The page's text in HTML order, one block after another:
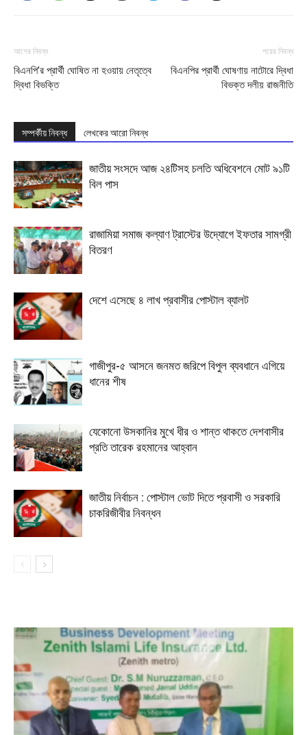
আগের নিবন্ধ
বিএনপি’র প্রার্থী ঘোষিত না হওয়ায় নেতৃত্বে
দ্বিধা বিভক্তি
পরের নিবন্ধ
বিএনপির প্রার্থী ঘোষণায় নাটোরে দ্বিধা
বিভক্ত দলীয় রাজনীতি
সম্পর্কীয় নিবন্ধ লেখকের আরো নিবন্ধ
জাতীয় সংসদে আজ ২৪টিসহ চলতি অধিবেশনে মোট ৯১টি
বিল পাস
রাজামিয়া সমাজ কল্যাণ ট্রাস্টের উদ্যোগে ইফতার সামগ্রী
বিতরণ
দেশে এসেছে ৪ লাখ প্রবাসীর পোস্টাল ব্যালট
গাজীপুর-৫ আসনে জনমত জরিপে বিপুল ব্যবধানে এগিয়ে
ধানের শীষ
যেকোনো উসকানির মুখে ধীর ও শান্ত থাকতে দেশবাসীর
প্রতি তারেক রহমানের আহ্বান
জাতীয় নির্বাচন : পোস্টাল ভোট দিতে প্রবাসী ও সরকারি
চাকরিজীবীর নিবন্ধন